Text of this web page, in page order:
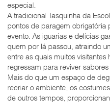
especial.
A tradicional Tasquinha da
pontos de paragem obrigatória
evento. As iguarias e delícias
quem por lá passou, atraindo
entre as quais muitos visitantes
regressam para reviver
Mais do que um espaço de
recriar o ambiente, os
de outros tempos,